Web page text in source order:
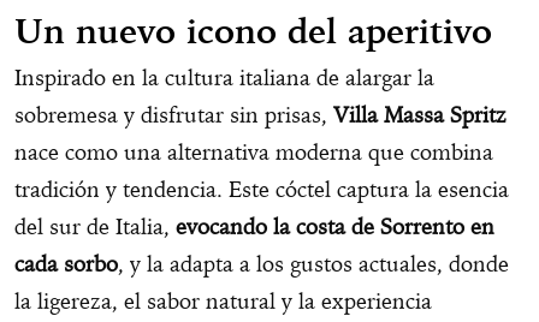
Un nuevo icono del aperitivo
Inspirado en la cultura italiana de alargar la
sobremesa y disfrutar sin prisas, Villa Massa Spritz
nace como una alternativa moderna que combina
tradición y tendencia. Este cóctel captura la esencia
del sur de Italia, evocando la costa de Sorrento en
cada sorbo, y la adapta a los gustos actuales, donde
la ligereza, el sabor natural y la experiencia